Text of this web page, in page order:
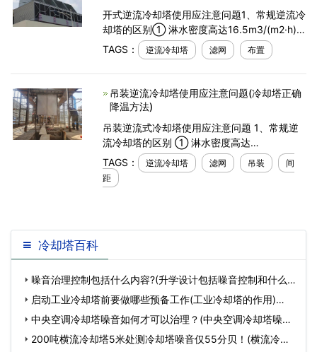
开式逆流冷却塔使用应注意问题1、常规逆流冷
却塔的区别① 淋水密度高达16.5m3/(m2·h)，
而常规逆流冷却塔的淋水密度一般不超过
12m3/(m2·h)，较大的淋水密度不仅降低了循
环水的费用，
TAGS： 逆流冷却塔 滤网 布置
吊装逆流冷却塔使用应注意问题(冷却塔正确
降温方法)
吊装逆流式冷却塔使用应注意问题 1、常规逆
流冷却塔的区别 ① 淋水密度高达
16.5m3/(m2·h)，而常规逆流冷却塔的淋水密
度一般不超过12m3/(m2·h)，较大的淋水密度
不仅降低了循环水的
TAGS： 逆流冷却塔 滤网 吊装
间
距
冷却塔百科
噪音治理控制包括什么内容?(升学设计包括噪音控制和什么)
… 启动工业冷却塔前要做哪些预备工作(工业冷却塔的作用)…
中央空调冷却塔噪音如何才可以治理？(中央空调冷却塔噪音
罚款)…
200吨横流冷却塔5米处测冷却塔噪音仅55分贝！(横流冷却